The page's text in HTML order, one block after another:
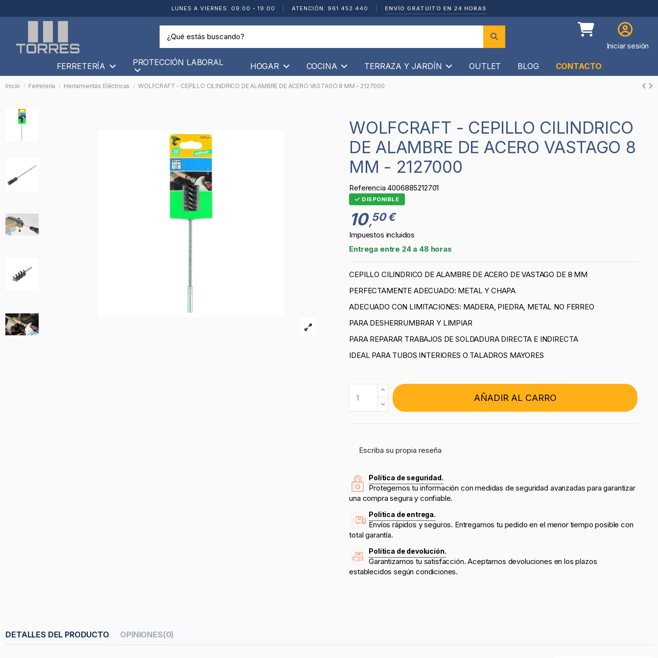
LUNES A VIERNES: 09:00 - 19:00 ATENCIÓN: 961 452 440 ENVÍO GRATUITO EN 24 HORAS
Iniciar sesión
FERRETERÍA PROTECCIÓN LABORAL HOGAR COCINA TERRAZA Y JARDÍN OUTLET BLOG CONTACTO
Inicio Ferretería Herramientas Eléctricas WOLFCRAFT - CEPILLO CILINDRICO DE ALAMBRE DE ACERO VASTAGO 8 MM - 2127000
WOLFCRAFT - CEPILLO CILINDRICO
DE ALAMBRE DE ACERO VASTAGO 8
MM - 2127000
Referencia 4006885212701
DISPONIBLE
10,50 €
Impuestos incluidos
Entrega entre 24 a 48 horas
CEPILLO CILINDRICO DE ALAMBRE DE ACERO DE VASTAGO DE 8 MM
PERFECTAMENTE ADECUADO: METAL Y CHAPA
ADECUADO CON LIMITACIONES: MADERA, PIEDRA, METAL NO FERREO
PARA DESHERRUMBRAR Y LIMPIAR
PARA REPARAR TRABAJOS DE SOLDADURA DIRECTA E INDIRECTA
IDEAL PARA TUBOS INTERIORES O TALADROS MAYORES
AÑADIR AL CARRO
Escriba su propia reseña
Política de seguridad.
Protegemos tu información con medidas de seguridad avanzadas para garantizar
una compra segura y confiable.
Política de entrega.
Envíos rápidos y seguros. Entregamos tu pedido en el menor tiempo posible con
total garantía.
Política de devolución.
Garantizamos tu satisfacción. Aceptamos devoluciones en los plazos
establecidos según condiciones.
DETALLES DEL PRODUCTO OPINIONES(0)